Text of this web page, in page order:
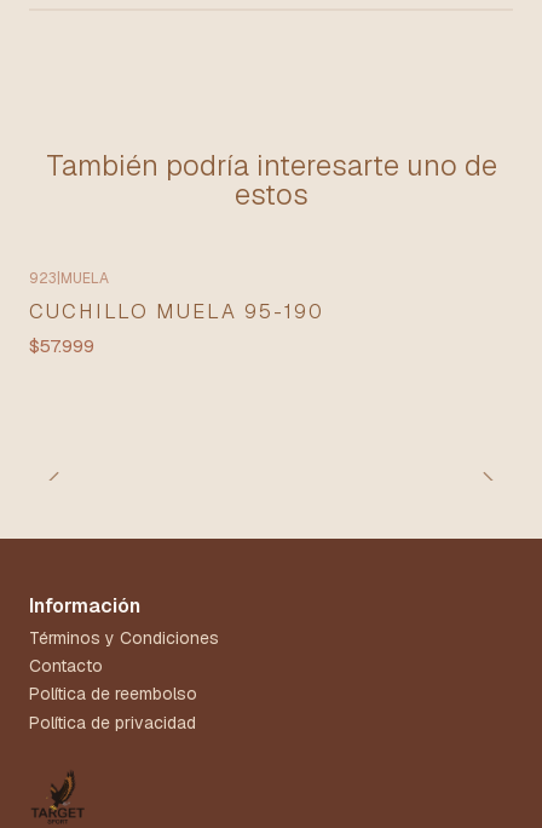
También podría interesarte uno de
estos
923 MUELA
CUCHILLO MUELA 95-190
$57.999
Información
Términos y Condiciones
Contacto
Política de reembolso
Política de privacidad